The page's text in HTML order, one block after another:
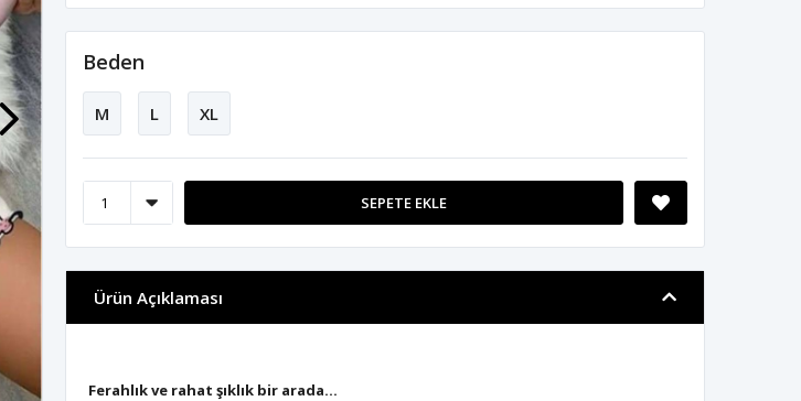
Beden
M L XL
SEPETE EKLE
Ürün Açıklaması
Ferahlık ve rahat şıklık bir arada…